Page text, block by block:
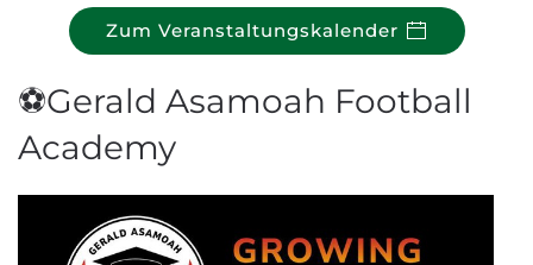
Zum Veranstaltungskalender
⚽Gerald Asamoah Football
Academy